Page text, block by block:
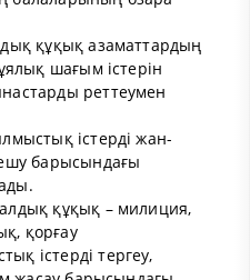
құқық азаматтардың
шағым істерін
реттеумен
істерді жан-
барысындағы
құқық – милиция,
қорғау
істерді тергеу,